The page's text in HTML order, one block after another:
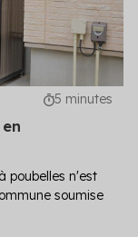
5 minutes
poubelles n'est
soumise